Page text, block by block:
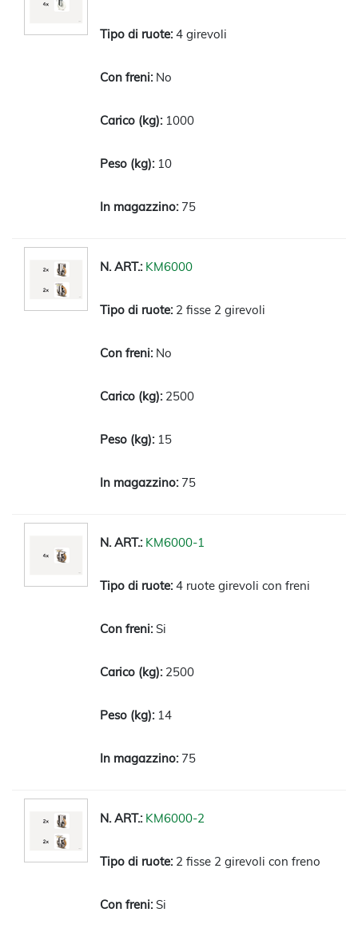
4 girevoli
No
1000
10
75
KM6000
2 fisse 2 girevoli
No
2500
15
75
KM6000-1
4 ruote girevoli con freni
Si
2500
14
75
KM6000-2
2 fisse 2 girevoli con freno
Si